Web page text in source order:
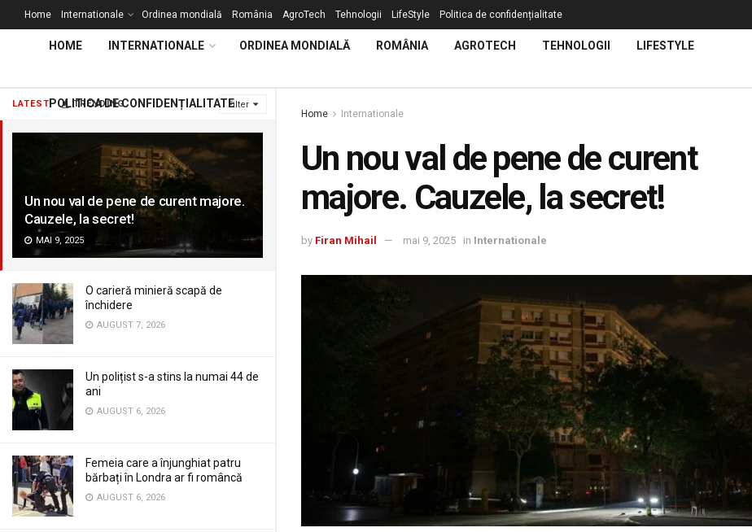
LATEST TRENDING Filter
Un nou val de pene de curent majore.
Cauzele, la secret!
MAI 9, 2025
O carieră minieră scapă de
închidere
AUGUST 7, 2026
Un polițist s-a stins la numai 44 de
ani
AUGUST 6, 2026
Femeia care a înjunghiat patru
bărbați în Londra ar fi româncă
AUGUST 6, 2026
Home Internationale Ordinea mondială România AgroTech Tehnologii LifeStyle Politica de confidențialitate
HOME INTERNATIONALE ORDINEA MONDIALĂ ROMÂNIA AGROTECH TEHNOLOGII LIFESTYLE
POLITICA DE CONFIDENȚIALITATE
Home Internationale
Un nou val de pene de curent
majore. Cauzele, la secret!
by Firan Mihail mai 9, 2025 in Internationale